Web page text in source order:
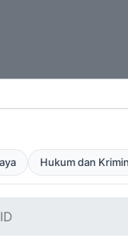
Hukum dan